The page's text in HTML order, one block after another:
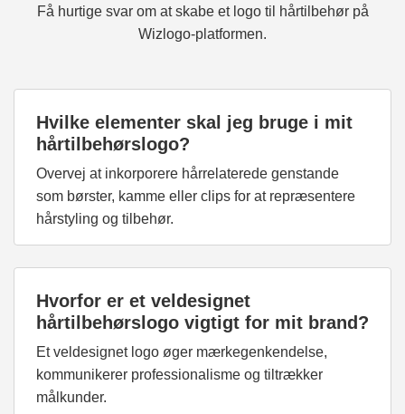
Få hurtige svar om at skabe et logo til hårtilbehør på
Wizlogo-platformen.
Hvilke elementer skal jeg bruge i mit
hårtilbehørslogo?
Overvej at inkorporere hårrelaterede genstande
som børster, kamme eller clips for at repræsentere
hårstyling og tilbehør.
Hvorfor er et veldesignet
hårtilbehørslogo vigtigt for mit brand?
Et veldesignet logo øger mærkegenkendelse,
kommunikerer professionalisme og tiltrækker
målkunder.